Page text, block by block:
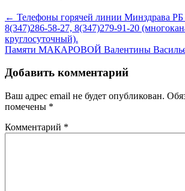
← Телефоны горячей линии Минздрава РБ
8(347)286-58-27, 8(347)279-91-20
круглосуточный).
Памяти МАКАРОВОЙ Валентины
Добавить комментарий
Ваш адрес email не будет опубликован.
помечены *
Комментарий *